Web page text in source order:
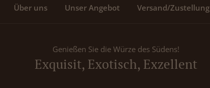
Über uns Unser Angebot Versand/Zustellung
Genießen Sie die Würze des Südens!
Exquisit, Exotisch, Exzellent